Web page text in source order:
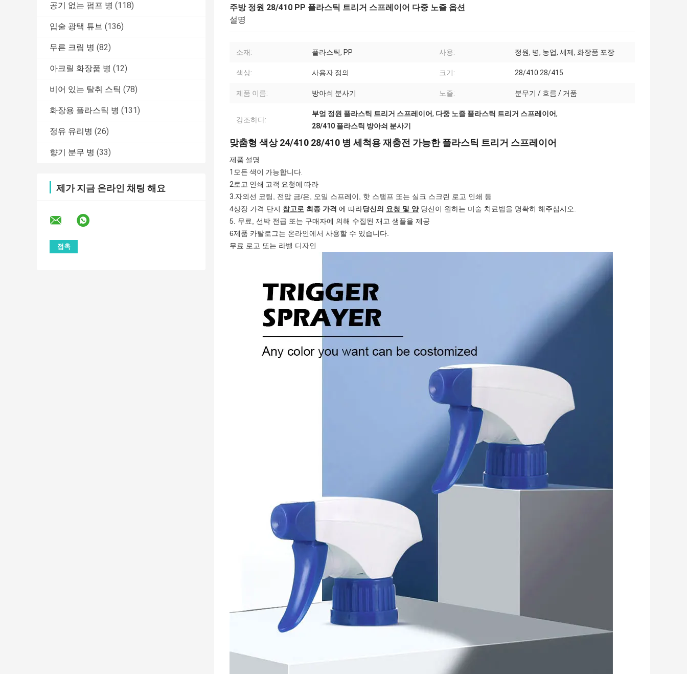
공기 없는 펌프 병 (118)
입술 광택 튜브 (136)
무른 크림 병 (82)
아크릴 화장품 병 (12)
비어 있는 탈취 스틱 (78)
화장용 플라스틱 병 (131)
정유 유리병 (26)
향기 분무 병 (33)
제가 지금 온라인 채팅 해요
주방 정원 28/410 PP 플라스틱 트리거 스프레이어 다중 노즐 옵션
설명
소재: 플라스틱, PP 사용: 정원, 병, 농업, 세제, 화장품 포장
색상: 사용자 정의 크기: 28/410 28/415
제품 이름: 방아쇠 분사기 노즐: 분무기 / 흐름 / 거품
강조하다:
부엌 정원 플라스틱 트리거 스프레이어, 다중 노즐 플라스틱 트리거 스프레이어,
28/410 플라스틱 방아쇠 분사기
맞춤형 색상 24/410 28/410 병 세척용 재충전 가능한 플라스틱 트리거 스프레이어
제품 설명
1모든 색이 가능합니다.
2로고 인쇄 고객 요청에 따라
3.자외선 코팅, 전압 금/은, 오일 스프레이, 핫 스탬프 또는 실크 스크린 로고 인쇄 등
4상장 가격 단지 참고로 최종 가격 에 따라당신의 요청 및 양 당신이 원하는 미술 치료법을 명확히 해주십시오.
5. 무료, 선박 전급 또는 구매자에 의해 수집된 재고 샘플을 제공
6제품 카탈로그는 온라인에서 사용할 수 있습니다.
무료 로고 또는 라벨 디자인